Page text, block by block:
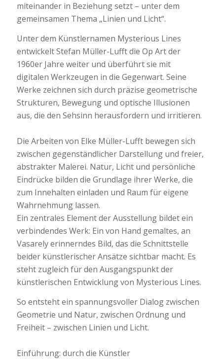
miteinander in Beziehung setzt – unter dem
gemeinsamen Thema „Linien und Licht“.
Unter dem Künstlernamen Mysterious Lines
entwickelt Stefan Müller-Lufft die Op Art der
1960er Jahre weiter und überführt sie mit
digitalen Werkzeugen in die Gegenwart. Seine
Werke zeichnen sich durch präzise geometrische
Strukturen, Bewegung und optische Illusionen
aus, die den Sehsinn herausfordern und irritieren.
Die Arbeiten von Elke Müller-Lufft bewegen sich
zwischen gegenständlicher Darstellung und freier,
abstrakter Malerei. Natur, Licht und persönliche
Eindrücke bilden die Grundlage ihrer Werke, die
zum Innehalten einladen und Raum für eigene
Wahrnehmung lassen.
Ein zentrales Element der Ausstellung bildet ein
verbindendes Werk: Ein von Hand gemaltes, an
Vasarely erinnerndes Bild, das die Schnittstelle
beider künstlerischer Ansätze sichtbar macht. Es
steht zugleich für den Ausgangspunkt der
künstlerischen Entwicklung von Mysterious Lines.
So entsteht ein spannungsvoller Dialog zwischen
Geometrie und Natur, zwischen Ordnung und
Freiheit – zwischen Linien und Licht.
Einführung: durch die Künstler